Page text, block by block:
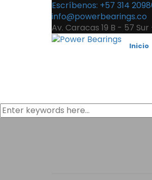
Escríbenos: +57 314
info@powerbearings.co
Av. Caracas 19 B - 57
Inicio